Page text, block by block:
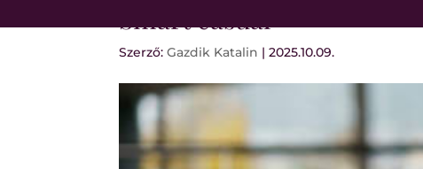
Smart casual
Szerző:Gazdik Katalin |2025.10.09.